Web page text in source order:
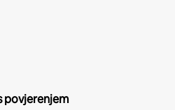
povjerenjem